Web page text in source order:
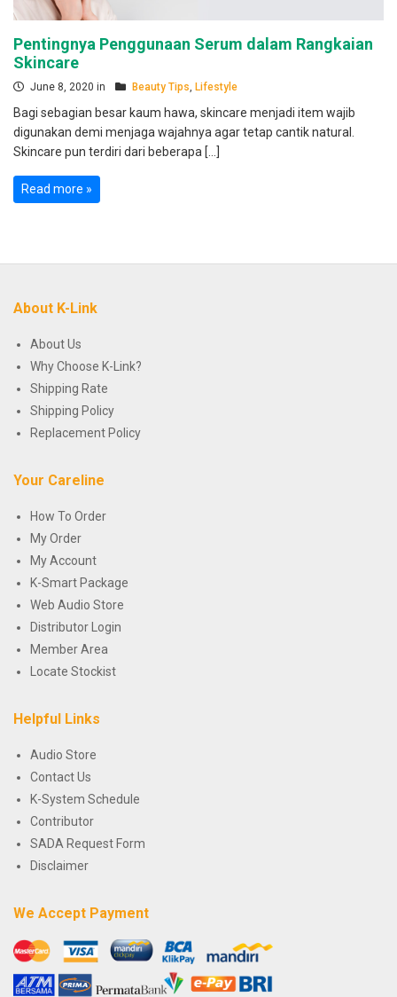
Pentingnya Penggunaan Serum dalam Rangkaian
Skincare
June 8, 2020 in Beauty Tips, Lifestyle
Bagi sebagian besar kaum hawa, skincare menjadi item wajib
digunakan demi menjaga wajahnya agar tetap cantik natural.
Skincare pun terdiri dari beberapa […]
Read more »
About K-Link
About Us
Why Choose K-Link?
Shipping Rate
Shipping Policy
Replacement Policy
Your Careline
How To Order
My Order
My Account
K-Smart Package
Web Audio Store
Distributor Login
Member Area
Locate Stockist
Helpful Links
Audio Store
Contact Us
K-System Schedule
Contributor
SADA Request Form
Disclaimer
We Accept Payment